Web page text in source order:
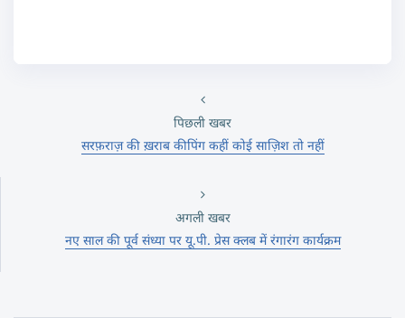
पिछली खबर
सरफ़राज़ की ख़राब कीपिंग कहीं कोई साज़िश तो नहीं
अगली खबर
नए साल की पूर्व संध्या पर यू.पी. प्रेस क्लब में रंगारंग कार्यक्रम